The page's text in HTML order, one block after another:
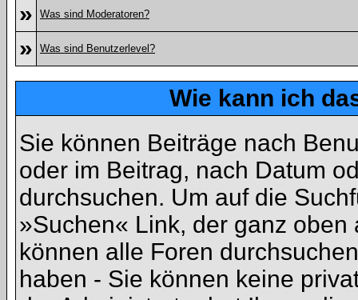
» Was sind Moderatoren?
» Was sind Benutzerlevel?
Wie kann ich
Sie können Beiträge nach
oder im Beitrag, nach Datum
durchsuchen. Um auf die
»Suchen« Link, der ganz
können alle Foren
haben - Sie können keine